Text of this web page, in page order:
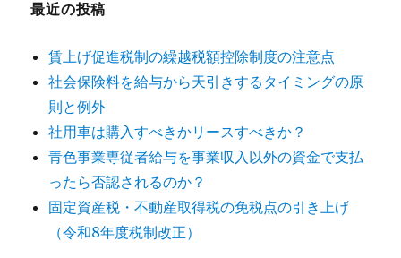
最近の投稿
賃上げ促進税制の繰越税額控除制度の注意点
社会保険料を給与から天引きするタイミングの原
則と例外
社用車は購入すべきかリースすべきか？
青色事業専従者給与を事業収入以外の資金で支払
ったら否認されるのか？
固定資産税・不動産取得税の免税点の引き上げ
（令和8年度税制改正）